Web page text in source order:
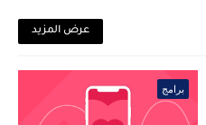
عرض المزيد
برامج